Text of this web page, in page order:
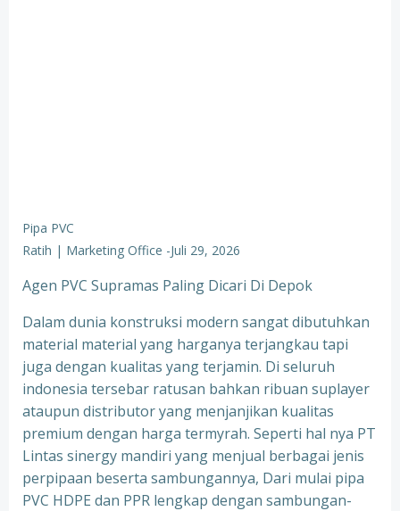
Pipa PVC
Ratih | Marketing Office -Juli 29, 2026
Agen PVC Supramas Paling Dicari Di Depok
Dalam dunia konstruksi modern sangat dibutuhkan
material material yang harganya terjangkau tapi
juga dengan kualitas yang terjamin. Di seluruh
indonesia tersebar ratusan bahkan ribuan suplayer
ataupun distributor yang menjanjikan kualitas
premium dengan harga termyrah. Seperti hal nya PT
Lintas sinergy mandiri yang menjual berbagai jenis
perpipaan beserta sambungannya, Dari mulai pipa
PVC HDPE dan PPR lengkap dengan sambungan-